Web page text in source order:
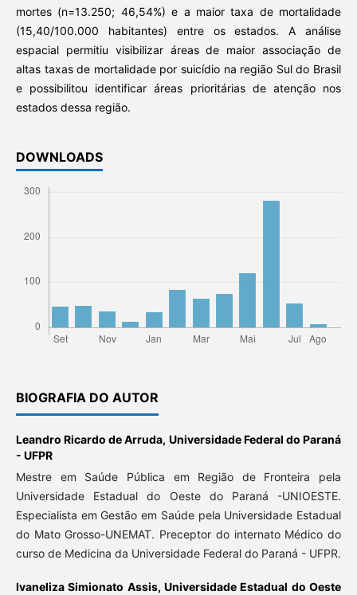
mortes (n=13.250; 46,54%) e a maior taxa de mortalidade
(15,40/100.000 habitantes) entre os estados. A análise
espacial permitiu visibilizar áreas de maior associação de
altas taxas de mortalidade por suicídio na região Sul do Brasil
e possibilitou identificar áreas prioritárias de atenção nos
estados dessa região.
DOWNLOADS
BIOGRAFIA DO AUTOR
Leandro Ricardo de Arruda, Universidade Federal do Paraná
- UFPR
Mestre em Saúde Pública em Região de Fronteira pela
Universidade Estadual do Oeste do Paraná -UNIOESTE.
Especialista em Gestão em Saúde pela Universidade Estadual
do Mato Grosso-UNEMAT. Preceptor do internato Médico do
curso de Medicina da Universidade Federal do Paraná - UFPR.
Ivaneliza Simionato Assis, Universidade Estadual do Oeste